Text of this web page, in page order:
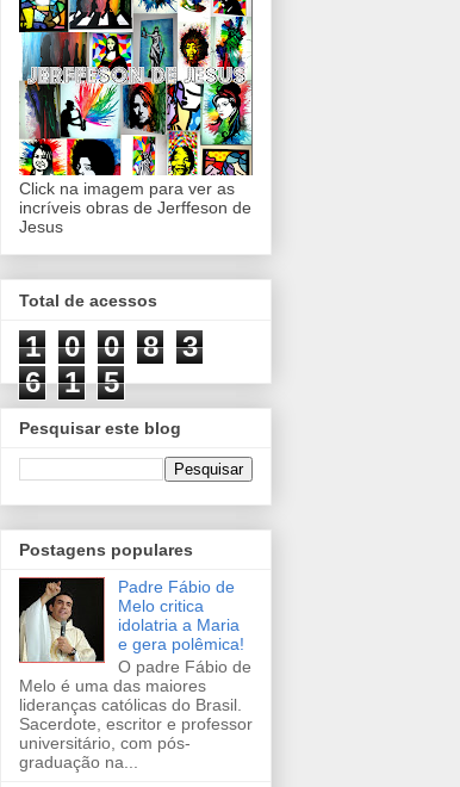
Click na imagem para ver as
incríveis obras de Jerffeson de
Jesus
Total de acessos
1 0 0 8
3
6
1 5
Pesquisar este blog
Postagens populares
Padre Fábio de
Melo critica
idolatria a Maria
e gera polêmica!
O padre Fábio de
Melo é uma das maiores
lideranças católicas do Brasil.
Sacerdote, escritor e professor
universitário, com pós-
graduação na...